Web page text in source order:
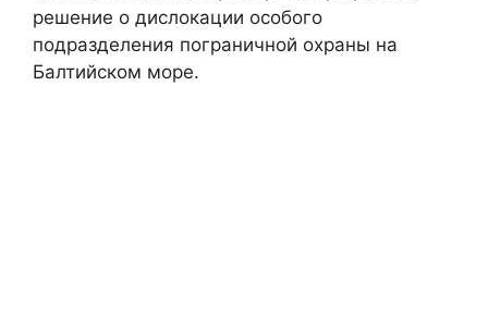
решение о дислокации особого
подразделения пограничной охраны на
Балтийском море.